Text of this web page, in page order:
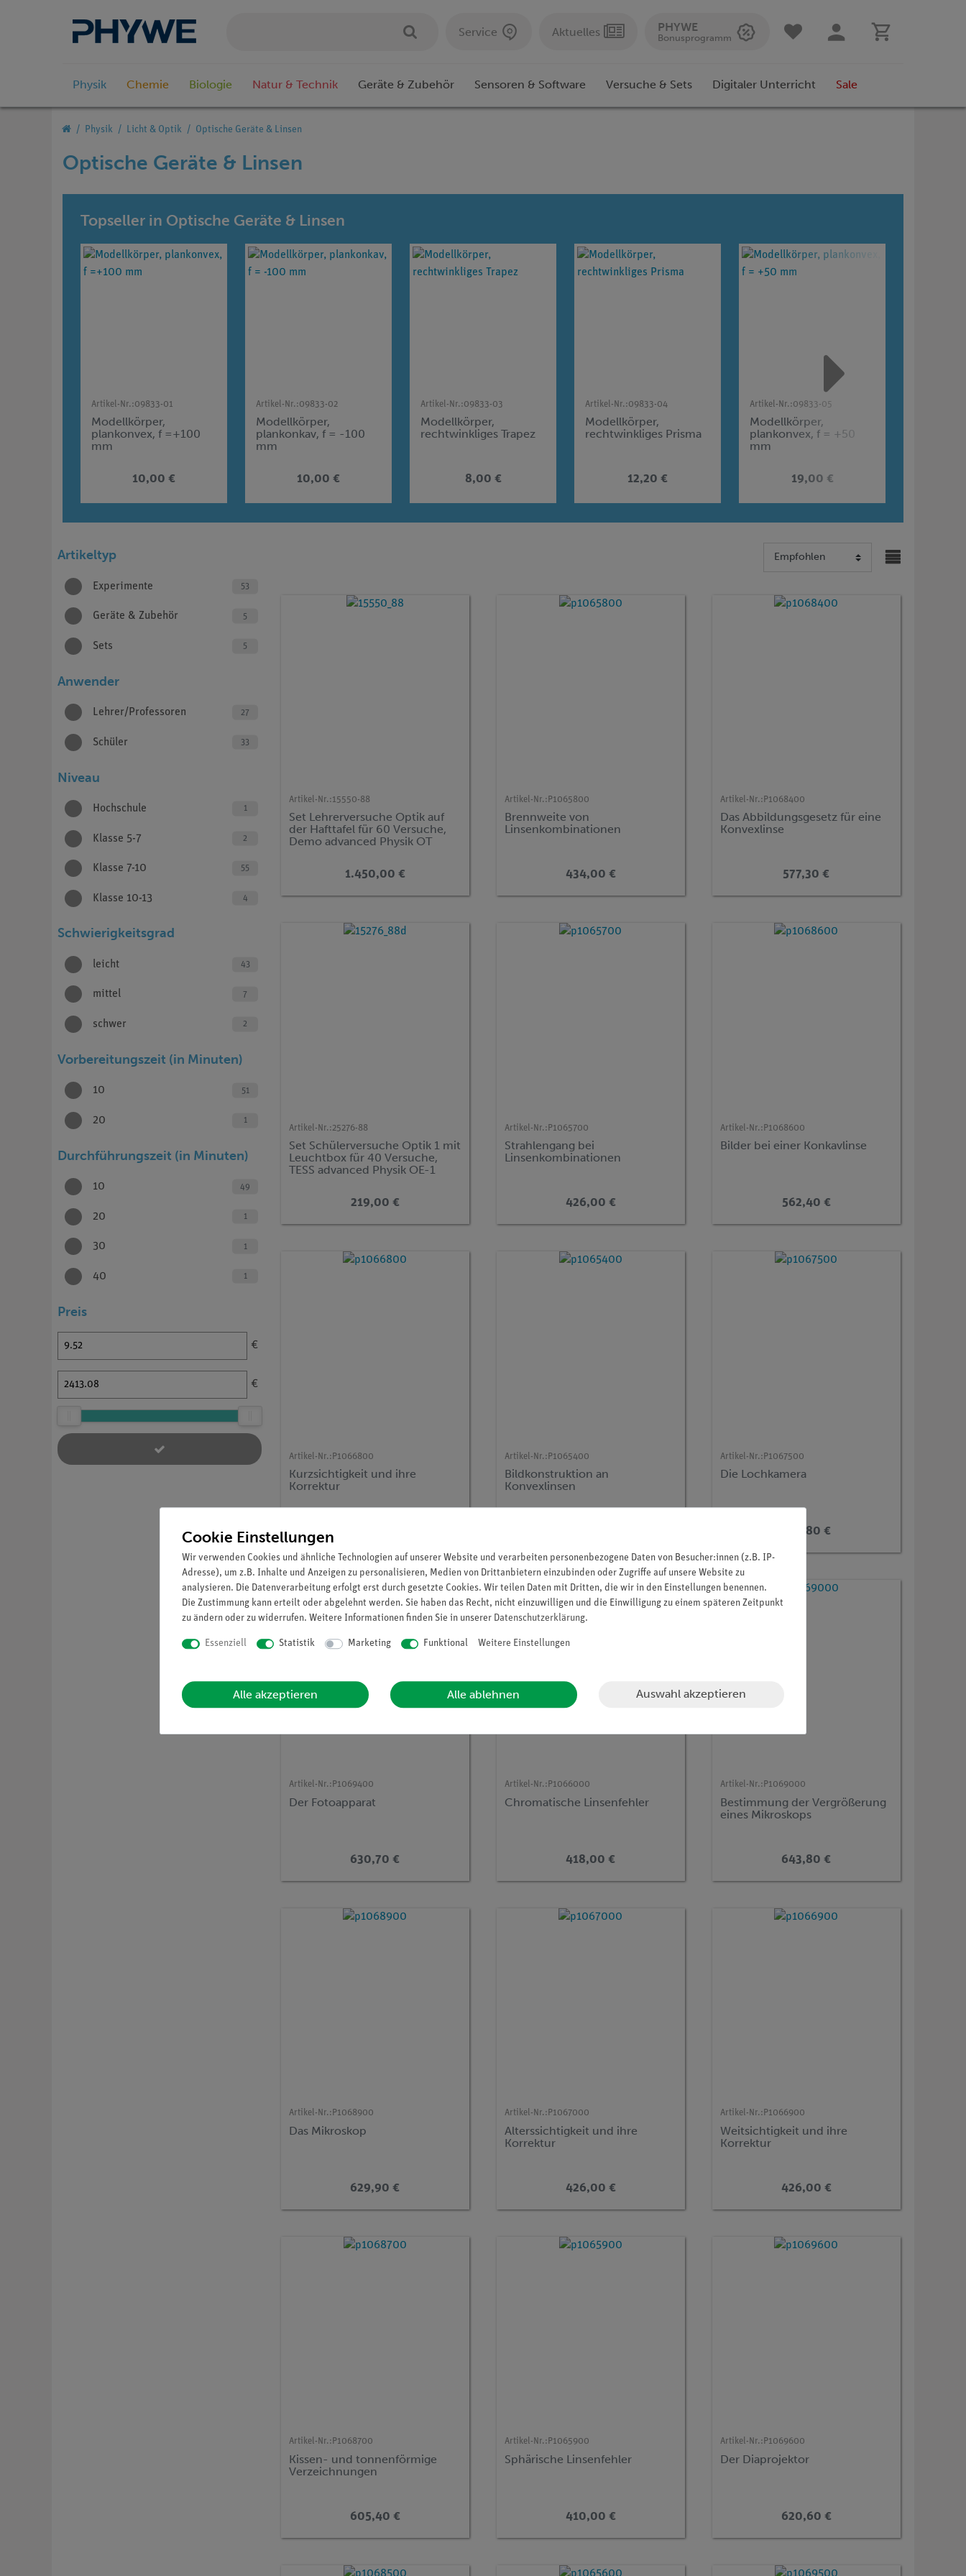
Service Aktuelles PHYWE
Bonusprogramm
Physik Chemie Biologie Natur & Technik Geräte & Zubehör Sensoren & Software Versuche & Sets Digitaler Unterricht Sale
Physik Licht & Optik Optische Geräte & Linsen
Optische Geräte & Linsen
Topseller in Optische Geräte & Linsen
Artikel-Nr.:09833-01
Modellkörper,
plankonvex, f =+100
mm
10,00 €
Artikel-Nr.:09833-02
Modellkörper,
plankonkav, f = -100
mm
10,00 €
Artikel-Nr.:09833-03
Modellkörper,
rechtwinkliges Trapez
8,00 €
Artikel-Nr.:09833-04
Modellkörper,
rechtwinkliges Prisma
12,20 €
Artikel-Nr.:09833-05
Modellkörper,
plankonvex, f = +50
mm
19,00 €
Artikeltyp
Experimente 53
Geräte & Zubehör 5
Sets 5
Anwender
Lehrer/Professoren 27
Schüler 33
Niveau
Hochschule 1
Klasse 5-7 2
Klasse 7-10 55
Klasse 10-13 4
Schwierigkeitsgrad
leicht 43
mittel 7
schwer 2
Vorbereitungszeit (in Minuten)
10 51
20 1
Durchführungszeit (in Minuten)
10 49
20 1
30 1
40 1
Preis
€
€
Artikel-Nr.:15550-88
Set Lehrerversuche Optik auf
der Hafttafel für 60 Versuche,
Demo advanced Physik OT
1.450,00 €
Artikel-Nr.: P1065800
Brennweite von
Linsenkombinationen
434,00 €
Artikel-Nr.: P1068400
Das Abbildungsgesetz für eine
Konvexlinse
577,30 €
Artikel-Nr.:25276-88
Set Schülerversuche Optik 1 mit
Leuchtbox für 40 Versuche,
TESS advanced Physik OE-1
219,00 €
Artikel-Nr.: P1065700
Strahlengang bei
Linsenkombinationen
426,00 €
Artikel-Nr.: P1068600
Bilder bei einer Konkavlinse
562,40 €
Artikel-Nr.: P1066800
Kurzsichtigkeit und ihre
Korrektur
Artikel-Nr.: P1065400
Bildkonstruktion an
Konvexlinsen
Artikel-Nr.: P1067500
Die Lochkamera
586,80 €
Artikel-Nr.: P1069400
Der Fotoapparat
630,70 €
Artikel-Nr.: P1066000
Chromatische Linsenfehler
418,00 €
Artikel-Nr.: P1069000
Bestimmung der Vergrößerung
eines Mikroskops
643,80 €
Artikel-Nr.: P1068900
Das Mikroskop
629,90 €
Artikel-Nr.: P1067000
Alterssichtigkeit und ihre
Korrektur
426,00 €
Artikel-Nr.: P1066900
Weitsichtigkeit und ihre
Korrektur
426,00 €
Artikel-Nr.: P1068700
Kissen- und tonnenförmige
Verzeichnungen
605,40 €
Artikel-Nr.: P1065900
Sphärische Linsenfehler
410,00 €
Artikel-Nr.: P1069600
Der Diaprojektor
620,60 €
Cookie Einstellungen
Wir verwenden Cookies und ähnliche Technologien auf unserer Website und verarbeiten personenbezogene Daten von Besucher:innen (z.B. IP-
Adresse), um z.B. Inhalte und Anzeigen zu personalisieren, Medien von Drittanbietern einzubinden oder Zugriffe auf unsere Website zu
analysieren. Die Datenverarbeitung erfolgt erst durch gesetzte Cookies. Wir teilen Daten mit Dritten, die wir in den Einstellungen benennen.
Die Zustimmung kann erteilt oder abgelehnt werden. Sie haben das Recht, nicht einzuwilligen und die Einwilligung zu einem späteren Zeitpunkt
zu ändern oder zu widerrufen. Weitere Informationen finden Sie in unserer Daten­schutz­erklärung.
Essenziell Statistik Marketing Funktional Weitere Einstellungen
Alle akzeptieren Alle ablehnen Auswahl akzeptieren